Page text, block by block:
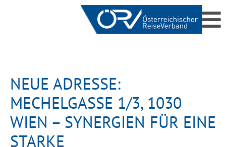
NEUE ADRESSE:
MECHELGASSE 1/3, 1030
WIEN – SYNERGIEN FÜR EINE
STARKE